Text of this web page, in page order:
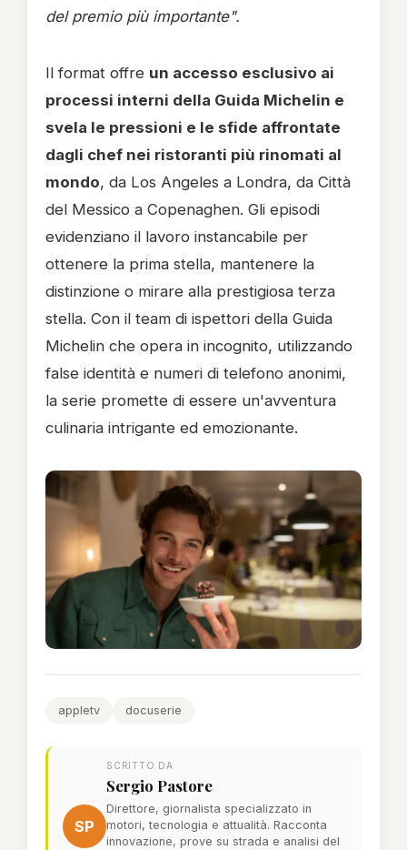
del premio più importante".
Il format offre un accesso esclusivo ai
processi interni della Guida Michelin e
svela le pressioni e le sfide affrontate
dagli chef nei ristoranti più rinomati al
mondo, da Los Angeles a Londra, da Città
del Messico a Copenaghen. Gli episodi
evidenziano il lavoro instancabile per
ottenere la prima stella, mantenere la
distinzione o mirare alla prestigiosa terza
stella. Con il team di ispettori della Guida
Michelin che opera in incognito, utilizzando
false identità e numeri di telefono anonimi,
la serie promette di essere un'avventura
culinaria intrigante ed emozionante.
appletv docuserie
SP
SCRITTO DA
Sergio Pastore
Direttore, giornalista specializzato in
motori, tecnologia e attualità. Racconta
innovazione, prove su strada e analisi del